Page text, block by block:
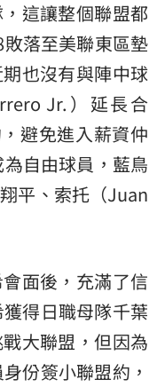
這讓整個聯盟都
落至美聯東區墊
也沒有與陣中球
Jr.）延長合
避免進入薪資仲
自由球員，藍鳥
平、索托（Juan
面後，充滿了信
得日職母隊千葉
大聯盟，但因為
份簽小聯盟約，